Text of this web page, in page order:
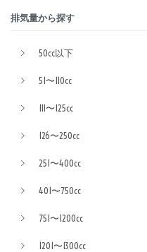
排気量から探す
50cc以下
51〜110cc
111〜125cc
126〜250cc
251〜400cc
401〜750cc
751〜1200cc
1201〜1300cc